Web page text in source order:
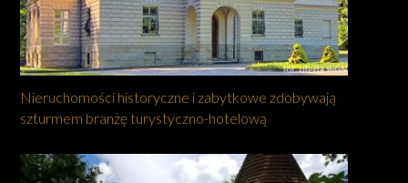
Nieruchomości historyczne i zabytkowe zdobywają
szturmem branżę turystyczno-hotelową